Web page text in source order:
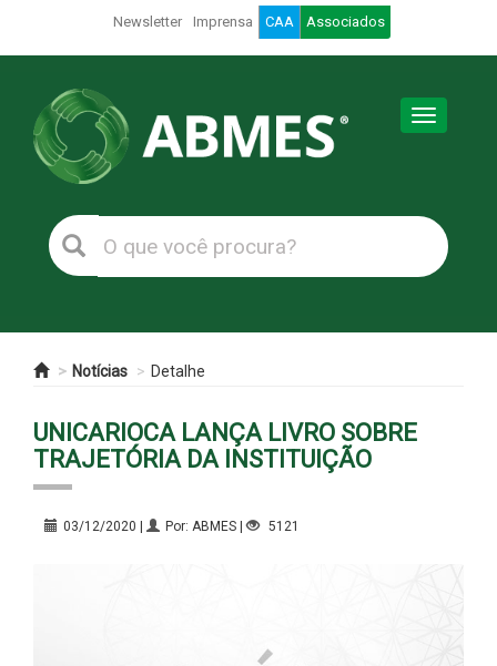
Newsletter Imprensa CAA Associados
Toggle
Notícias Detalhe
UNICARIOCA LANÇA LIVRO SOBRE
TRAJETÓRIA DA INSTITUIÇÃO
03/12/2020 | Por: ABMES | 5121